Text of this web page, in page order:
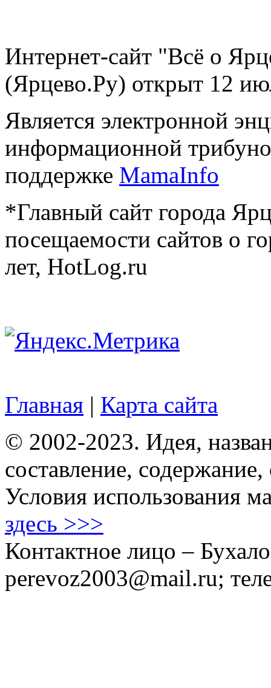
Интернет-сайт "Всё о
(Ярцево.Ру) открыт 12
Является электронной
информационной
поддержке MamaInfo
*Главный сайт города
посещаемости сайтов о
лет, HotLog.ru
Главная | Карта сайта
© 2002-2023. Идея,
составление,
Условия использования
здесь >>>
Контактное лицо –
perevoz2003@mail.ru;